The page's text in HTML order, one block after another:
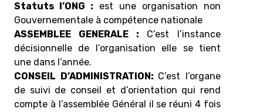
Statuts l’ONG : est une organisation non
Gouvernementale à compétence nationale
ASSEMBLEE GENERALE : C’est l’instance
décisionnelle de l’organisation elle se tient
une dans l’année.
CONSEIL D’ADMINISTRATION: C’est l’organe
de suivi de conseil et d’orientation qui rend
compte à l’assemblée Général il se réuni 4 fois